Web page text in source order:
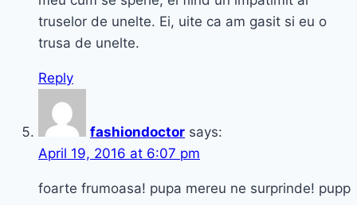
truselor de unelte. Ei, uite ca am gasit si eu o
trusa de unelte.
Reply
fashiondoctor says:
April 19, 2016 at 6:07 pm
foarte frumoasa! pupa mereu ne surprinde! pupp